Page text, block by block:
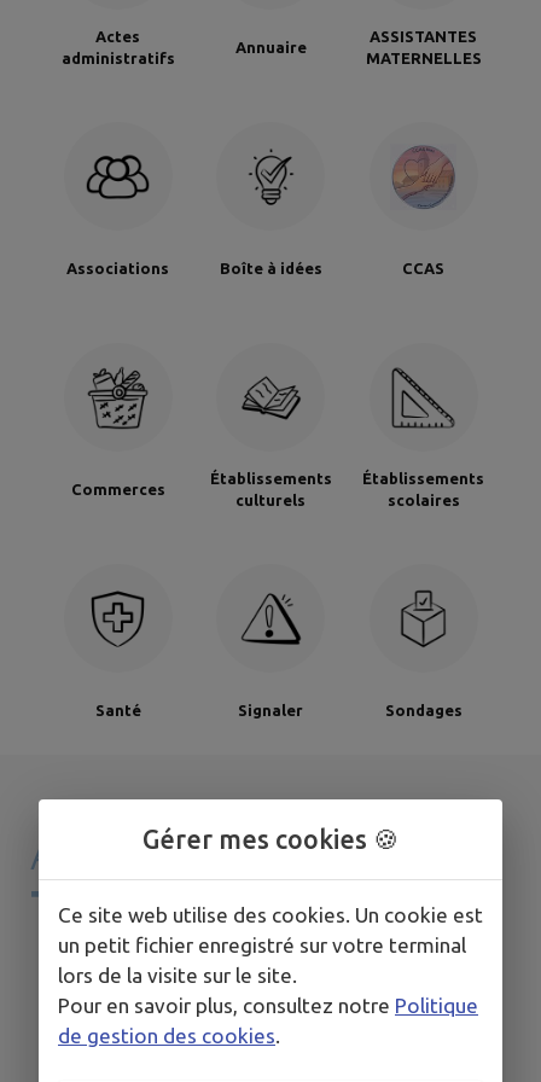
Actes
administratifs
Annuaire
ASSISTANTES
MATERNELLES
Associations Boîte à idées CCAS
Commerces
Établissements
culturels
Établissements
scolaires
Santé Signaler Sondages
AGENDA DEMON
TERRITOIRE
Gérer mes cookies 🍪
Ce site web utilise des cookies. Un cookie est
un petit fichier enregistré sur votre terminal
lors de la visite sur le site.
Pour en savoir plus, consultez notre Politique
de gestion des cookies.